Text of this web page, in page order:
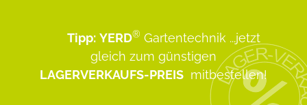
Tipp: YERD® Gartentechnik ...jetzt
gleich zum günstigen
LAGERVERKAUFS-PREIS mitbestellen!